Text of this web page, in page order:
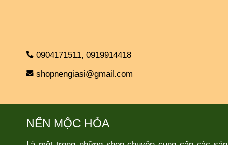
0904171511, 0919914418
shopnengiasi@gmail.com
NẾN MỘC HỎA